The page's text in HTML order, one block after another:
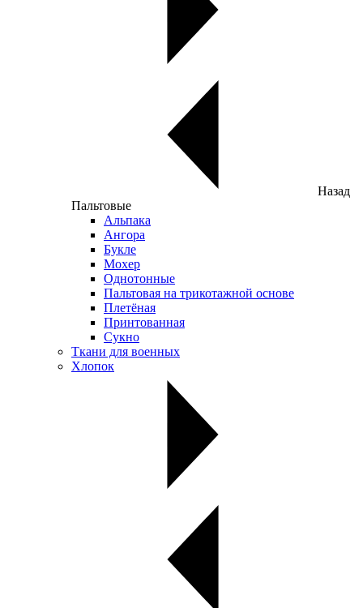
Назад
Пальтовые
Альпака
Ангора
Букле
Мохер
Однотонные
Пальтовая на трикотажной основе
Плетёная
Принтованная
Сукно
Ткани для военных
Хлопок